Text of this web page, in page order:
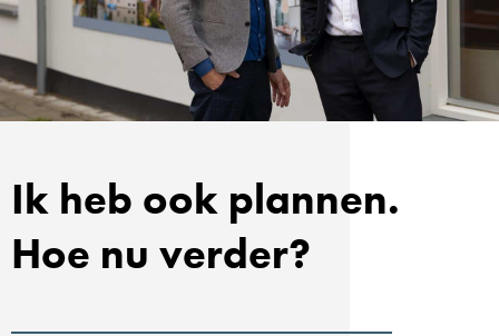
Ik heb ook plannen.
Hoe nu verder?